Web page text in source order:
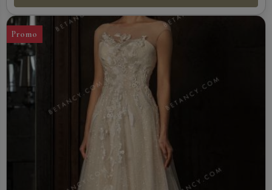
Promo